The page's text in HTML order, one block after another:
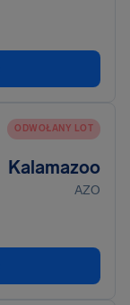
ODWOŁANY LOT
Kalamazoo
AZO